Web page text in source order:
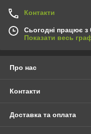
Контакти
Сьогодні працює з
Показати весь
Про нас
Контакти
Доставка та оплата